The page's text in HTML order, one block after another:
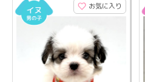
お気に入り